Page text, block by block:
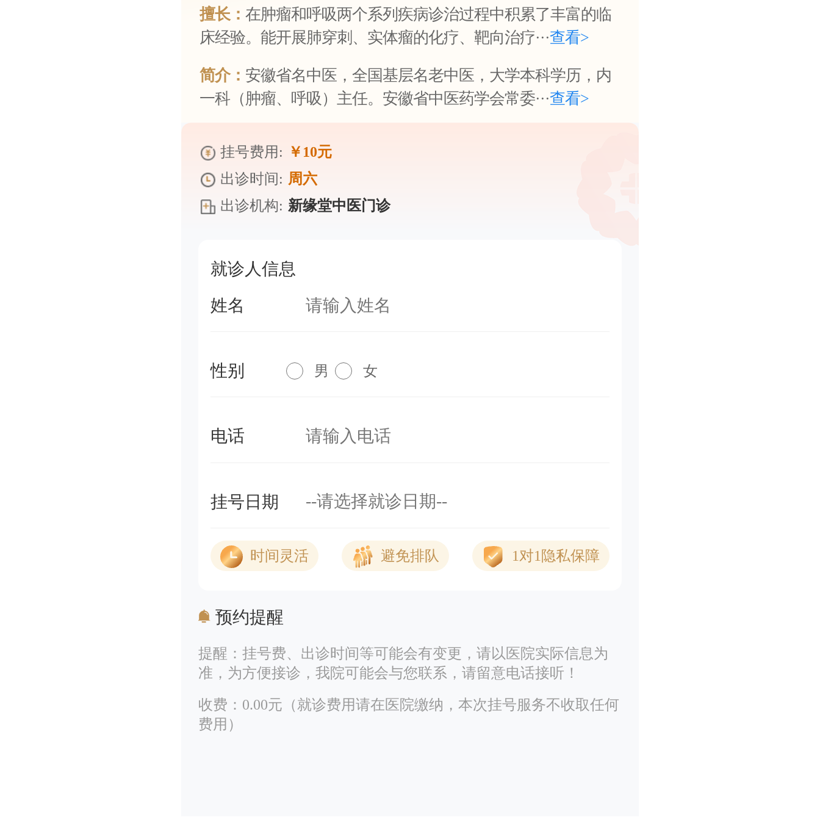
擅长： 在肿瘤和呼吸两个系列疾病诊治过程中积累了丰富的临
床经验。能开展肺穿刺、实体瘤的化疗、靶向治疗···查看>
简介： 安徽省名中医，全国基层名老中医，大学本科学历，内
一科（肿瘤、呼吸）主任。安徽省中医药学会常委···查看>
挂号费用: ￥10元
出诊时间: 周六
出诊机构: 新缘堂中医门诊
就诊人信息
姓名
性别 男 女
电话
挂号日期
时间灵活 避免排队 1对1隐私保障
预约提醒
提醒：挂号费、出诊时间等可能会有变更，请以医院实际信息为
准，为方便接诊，我院可能会与您联系，请留意电话接听！
收费：0.00元（就诊费用请在医院缴纳，本次挂号服务不收取任何
费用）